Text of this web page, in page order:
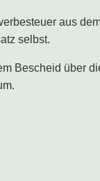
aus
selbst.
Bescheid über